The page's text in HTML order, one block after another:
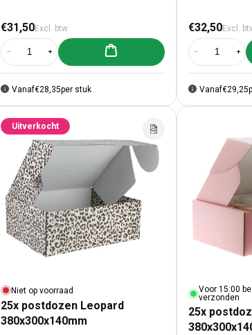
Normale prijs
€31,50Excl. btw
Aantal verlagen voor 25x postdozen Bruin 380x300x140mm
Aantal verhogen voor 25x postdozen Bruin
Aan winkelwagen toevoegen
Vanaf€28,35per stuk
€32,50Excl.
Aantal
Vanaf€29,25
Uitverkocht
Niet op voorraad
25x postdozen Leopard
380x300x140mm
Voor 15:00
verzonden
25x